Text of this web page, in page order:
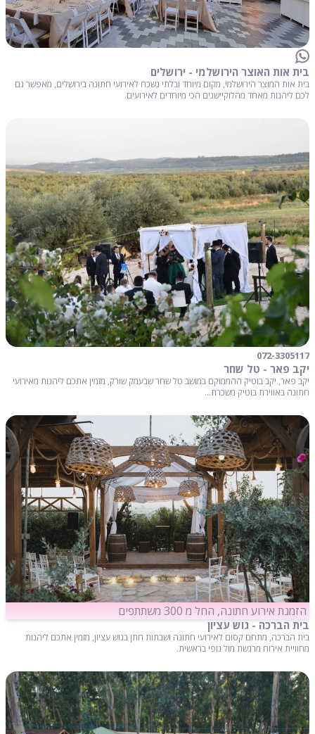
בית אות האוצר הירושלמי - ירושלים
בית אות המוצר הירושלמי, מקום מיוחד ובלתי נשכח לאירועי חתונה בירושלים, מאפשר גם
לכם ליהנות מאחד מהלוקיישנים הכי מיוחדים לאירועים.
072-3305117
יקב פאר - טל שחר
יקב פאר, יקב בוטיק ההממוקם במושב טל שחר שבעמק שורק, מזמין אתכם ליהנות מאירועי
חתונה באווירת בוטיק משכרת...
הזמנת אירוע חתונה, החל מ 300 משתתפים
בית הברכה - גוש עציון
בית הברכה, מתחם קסום לאירועי חתונה ושבתות חתן בגוש עציון, מזמין אתכם ליהנות
מחוויית אירוח מרגשת מול נופי בראשית.